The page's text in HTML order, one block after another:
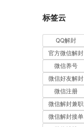
标签云
QQ解封
官方微信解封
微信养号
微信好友解封
微信注册
微信解封兼职
微信解封接单